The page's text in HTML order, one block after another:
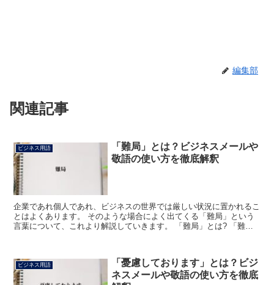
編集部
関連記事
ビジネス用語
「難局」とは？ビジネスメールや
敬語の使い方を徹底解釈
企業であれ個人であれ、ビジネスの世界では厳しい状況に置かれるこ
とはよくあります。 そのような場合によく出てくる「難局」という
言葉について、これより解説していきます。 「難局」とは? 「難
ビジネス用語
「憂慮しております」とは？ビジ
ネスメールや敬語の使い方を徹底